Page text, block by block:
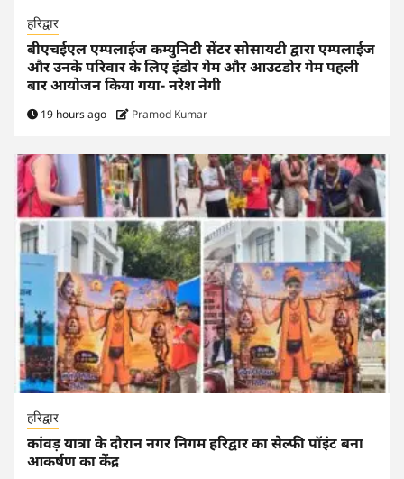
हरिद्वार
बीएचईएल एम्पलाईज कम्युनिटी सेंटर सोसायटी द्वारा एम्पलाईज
और उनके परिवार के लिए इंडोर गेम और आउटडोर गेम पहली
बार आयोजन किया गया- नरेश नेगी
19 hours ago Pramod Kumar
हरिद्वार
कांवड़ यात्रा के दौरान नगर निगम हरिद्वार का सेल्फी पॉइंट बना
आकर्षण का केंद्र